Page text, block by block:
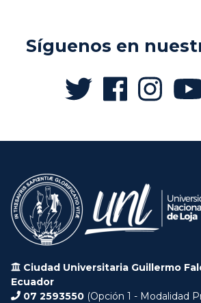
Síguenos en
Ciudad Universitaria Guillermo
Ecuador
07 2593550 (Opción 1 - Modalidad